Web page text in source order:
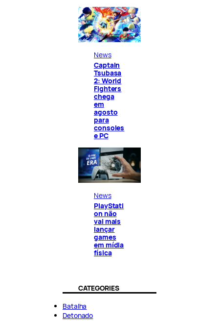
News
Captain
Tsubasa
2: World
Fighters
chega
em
agosto
para
consoles
e PC
News
PlayStati
on não
vai mais
lançar
games
em mídia
física
CATEGORIES
Batalha
Detonado